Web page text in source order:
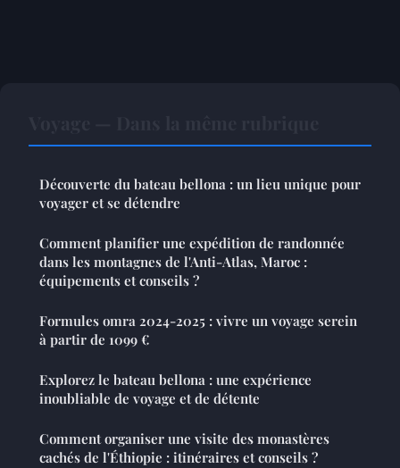
Découverte du bateau bellona : un lieu unique pour
voyager et se détendre
Comment planifier une expédition de randonnée
dans les montagnes de l'Anti-Atlas, Maroc :
équipements et conseils ?
Formules omra 2024-2025 : vivre un voyage serein
à partir de 1099 €
Explorez le bateau bellona : une expérience
inoubliable de voyage et de détente
Comment organiser une visite des monastères
cachés de l'Éthiopie : itinéraires et conseils ?